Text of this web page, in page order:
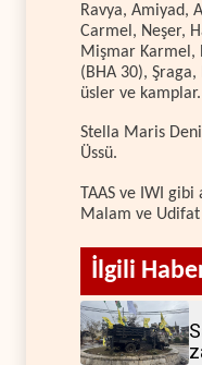
Ravya, Amiyad,
Carmel, Neşer,
Mişmar Karmel,
(BHA 30),
üsler ve kamplar.
Stella Maris
Üssü.
TAAS ve IWI
Malam ve
İlgili